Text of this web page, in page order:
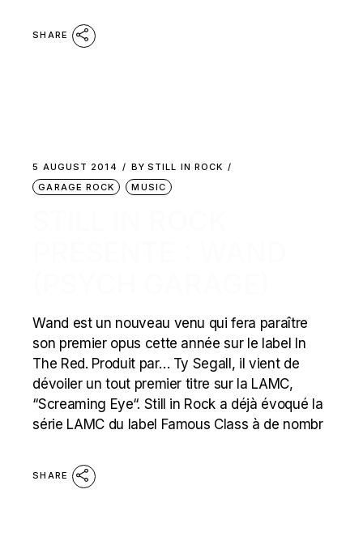
SHARE
5 AUGUST 2014 BY STILL IN ROCK
GARAGE ROCK
MUSIC
Wand est un nouveau venu qui fera paraître
son premier opus cette année sur le label In
The Red. Produit par… Ty Segall, il vient de
dévoiler un tout premier titre sur la LAMC,
“Screaming Eye“. Still in Rock a déjà évoqué la
série LAMC du label Famous Class à de nombr
SHARE